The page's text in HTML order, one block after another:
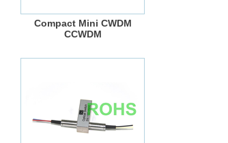
Compact Mini CWDM
CCWDM